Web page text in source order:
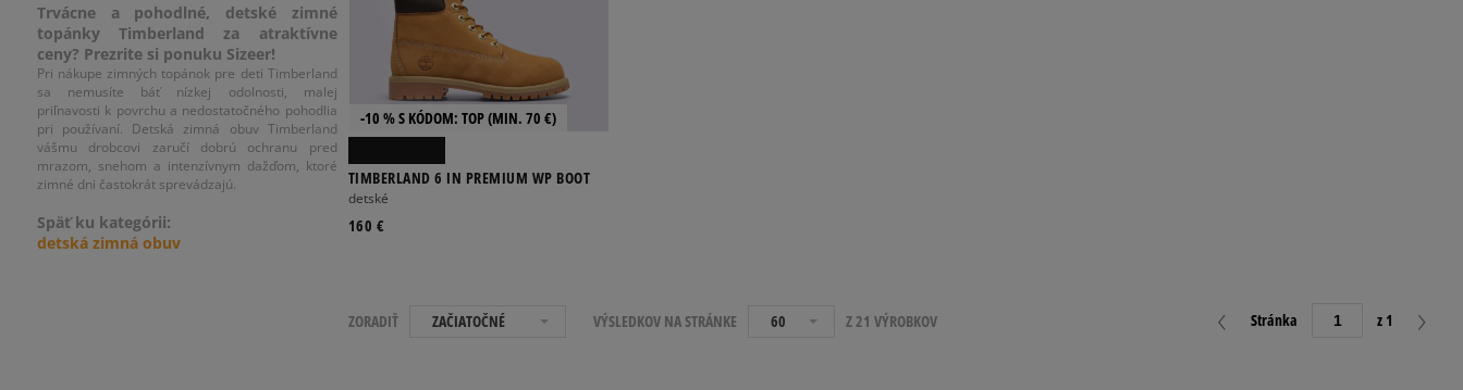
Trvácne a pohodlné, detské zimné
topánky Timberland za atraktívne
ceny? Prezrite si ponuku Sizeer!
Pri nákupe zimných topánok pre deti Timberland
sa nemusíte báť nízkej odolnosti, malej
priľnavosti k povrchu a nedostatočného pohodlia
pri používaní. Detská zimná obuv Timberland
vášmu drobcovi zaručí dobrú ochranu pred
mrazom, snehom a intenzívnym dažďom, ktoré
zimné dni častokrát sprevádzajú.
Späť ku kategórii:
detská zimná obuv
-10 % S KÓDOM: TOP (MIN. 70 €)
TIMBERLAND 6 IN PREMIUM WP BOOT
detské
160 €
ZORADIŤ ZAČIATOČNÉ VÝSLEDKOV NA STRÁNKE 60 Z 21 VÝROBKOV Stránka z 1